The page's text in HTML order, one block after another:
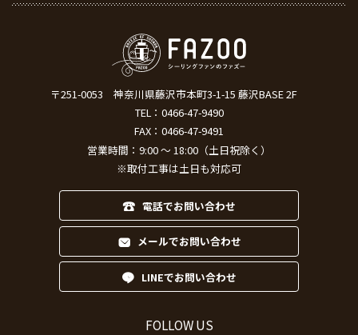
〒251-0053
神奈川県藤沢市本町3-1-15 藤沢BASE 2F
TEL： 0466-47-9490
FAX：0466-47-9491
営業時間：9:00 ～ 18:00（土日祝除く）
※取付工事は土日も対応可
電話でお問い合わせ
メールでお問い合わせ
LINEでお問い合わせ
FOLLOW US